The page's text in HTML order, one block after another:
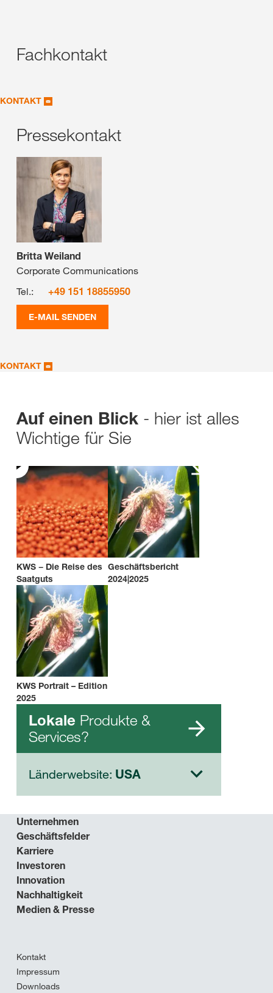
Fachkontakt
KONTAKT
Pressekontakt
Britta Weiland
Corporate Communications
Tel.:
+49 151 18855950
E-MAIL SENDEN
KONTAKT
Auf einen Blick - hier ist alles
Wichtige für Sie
KWS − Die Reise des
Saatguts
Geschäftsbericht
2024|2025
KWS Portrait – Edition
2025
Lokale Produkte &
Services?
Länderwebsite: USA
Unternehmen
Geschäftsfelder
Karriere
Investoren
Innovation
Nachhaltigkeit
Medien & Presse
Kontakt
Impressum
Downloads